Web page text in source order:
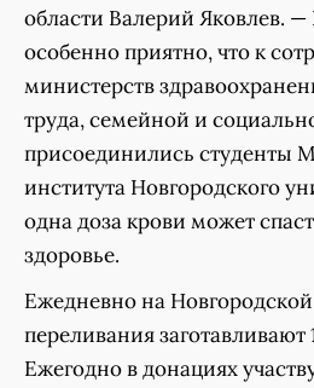
области Валерий Яковлев. —
особенно приятно, что к
министерств
труда, семейной и
присоединились студенты
института Новгородского
одна доза крови может
здоровье.
Ежедневно на
переливания заготавливают
Ежегодно в донациях